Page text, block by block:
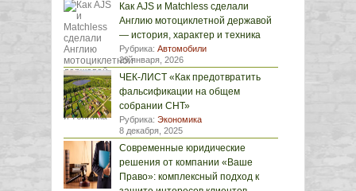
Как AJS и Matchless сделали
Англию мотоциклетной державой
— история, характер и техника
Рубрика: Автомобили
29 января, 2026
ЧЕК-ЛИСТ «Как предотвратить
фальсификации на общем
собрании СНТ»
Рубрика: Экономика
8 декабря, 2025
Современные юридические
решения от компании «Ваше
Право»: комплексный подход к